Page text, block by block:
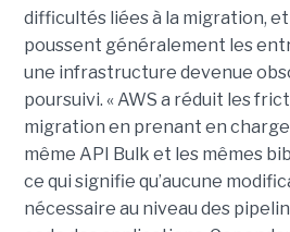
difficultés liées à la migration,
poussent généralement les
une infrastructure devenue
poursuivi. « AWS a réduit les
migration en prenant en charge
même API Bulk et les mêmes
ce qui signifie qu’aucune
nécessaire au niveau des